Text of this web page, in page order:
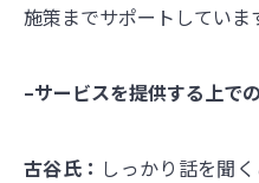
施策までサポートしていま
–サービスを提供する上で
古谷氏： しっかり話を聞